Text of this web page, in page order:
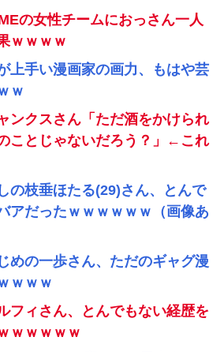
の女性チームにおっさん一人
ｗｗｗｗ
上手い漫画家の画力、もはや芸
ｗ
ンクスさん「ただ酒をかけられ
ことじゃないだろう？」←これ
の枝垂ほたる(29)さん、とんで
アだったｗｗｗｗｗｗ（画像あ
めの一歩さん、ただのギャグ漫
ｗｗｗ
フィさん、とんでもない経歴を
ｗｗｗｗｗ